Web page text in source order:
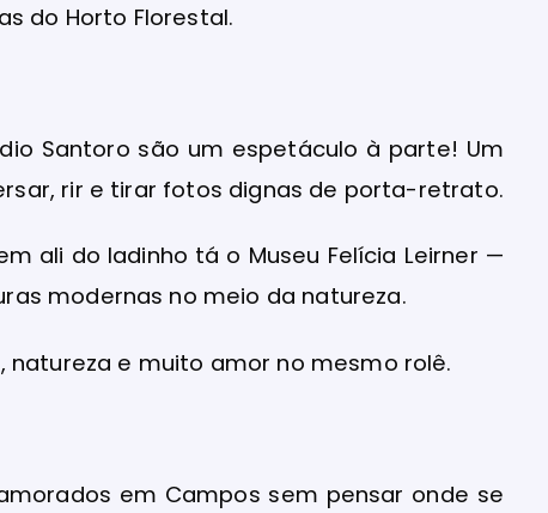
do Horto Florestal.
Santoro são um espetáculo à parte! Um
rir e tirar fotos dignas de porta-retrato.
ali do ladinho tá o Museu Felícia Leirner —
modernas no meio da natureza.
e muito amor no mesmo rolê.
em Campos sem pensar onde se